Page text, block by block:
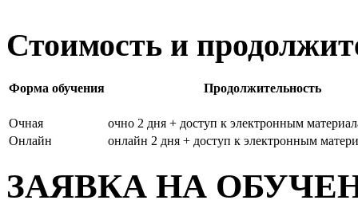
Стоимость и
Форма обучения Продолжительность
Очная
очно 2 дня + доступ к электронным
Онлайн
онлайн 2 дня + доступ к электронным
ЗАЯВКА НА